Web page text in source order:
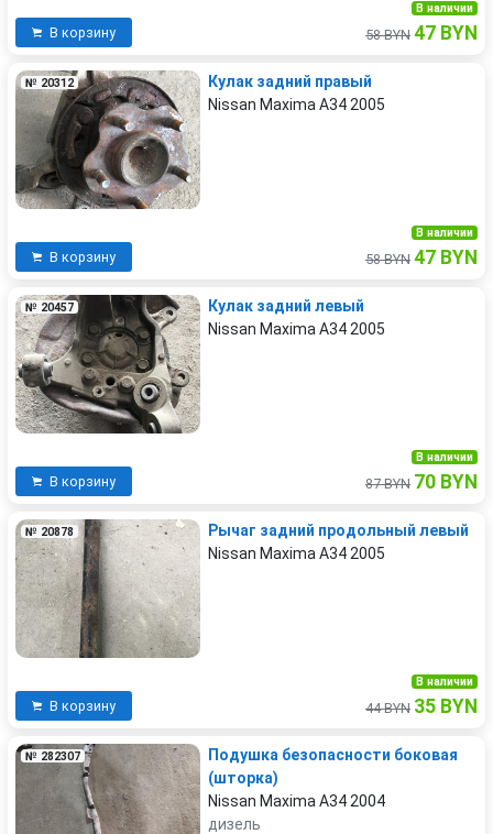
В корзину
В наличии
58 BYN 47 BYN
№ 20312
Кулак задний правый
Nissan Maxima A34 2005
В корзину
В наличии
58 BYN 47 BYN
№ 20457
Кулак задний левый
Nissan Maxima A34 2005
В корзину
В наличии
87 BYN 70 BYN
№ 20878
Рычаг задний продольный левый
Nissan Maxima A34 2005
В корзину
В наличии
44 BYN 35 BYN
№ 282307
Подушка безопасности боковая
(шторка)
Nissan Maxima A34 2004
дизель